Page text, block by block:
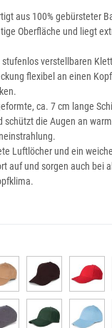
aus 100% gebürsteter
Oberfläche und liegt
verstellbaren
flexibel an einen
ca. 7 cm lange
die Augen an
Luftlöcher und ein
auf und sorgen auch bei